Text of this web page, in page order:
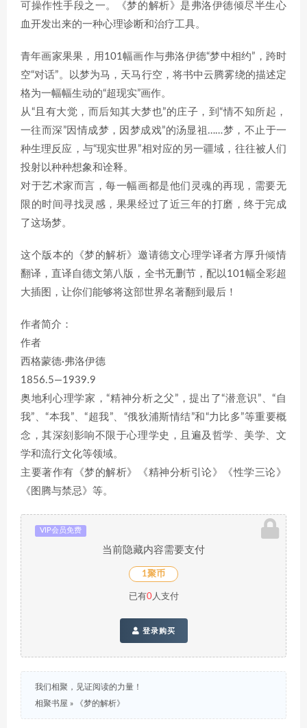
可操作性手段之一。《梦的解析》是弗洛伊德倾尽半生心
血开发出来的一种心理诊断和治疗工具。
青年画家果果，用101幅画作与弗洛伊德“梦中相约”，跨时
空“对话”。以梦为马，天马行空，将书中云腾雾绕的描述定
格为一幅幅生动的“超现实”画作。
从“且有大觉，而后知其大梦也”的庄子，到“情不知所起，
一往而深”因情成梦，因梦成戏”的汤显祖……梦，不止于一
种生理反应，与“现实世界”相对应的另一疆域，往往被人们
投射以种种想象和诠释。
对于艺术家而言，每一幅画都是他们灵魂的再现，需要无
限的时间寻找灵感，果果经过了近三年的打磨，终于完成
了这场梦。
这个版本的《梦的解析》邀请德文心理学译者方厚升倾情
翻译，直译自德文第八版，全书无删节，配以101幅全彩超
大插图，让你们能够将这部世界名著翻到最后！
作者简介：
作者
西格蒙德·弗洛伊德
1856.5—1939.9
奥地利心理学家，“精神分析之父”，提出了“潜意识”、“自
我”、“本我”、“超我”、“俄狄浦斯情结”和“力比多”等重要概
念，其深刻影响不限于心理学史，且遍及哲学、美学、文
学和流行文化等领域。
主要著作有《梦的解析》《精神分析引论》《性学三论》
《图腾与禁忌》等。
VIP会员免费
当前隐藏内容需要支付
1聚币
已有0人支付
登录购买
我们相聚，见证阅读的力量！
相聚书屋 » 《梦的解析》